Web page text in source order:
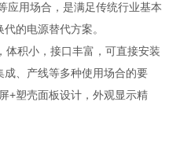
应用场合，是满足传统行业基本
的电源替代方案。
体积小，接口丰富，可直接安装
、产线等多种使用场合的要
+塑壳面板设计，外观显示精